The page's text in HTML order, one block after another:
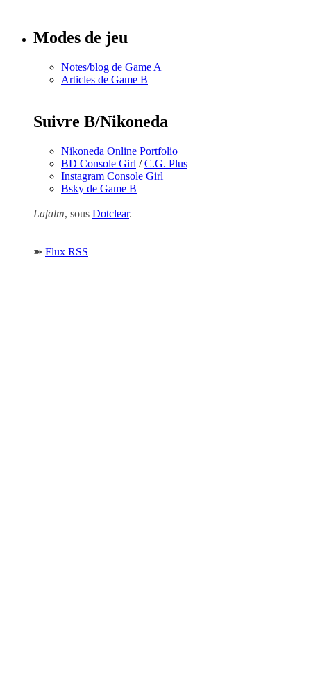
Modes de jeu
Notes/blog de Game A
Articles de Game B
Suivre B/Nikoneda
Nikoneda Online Portfolio
BD Console Girl /C.G. Plus
Instagram Console Girl
Bsky de Game B
Lafalm, sous Dotclear.
➽ Flux RSS